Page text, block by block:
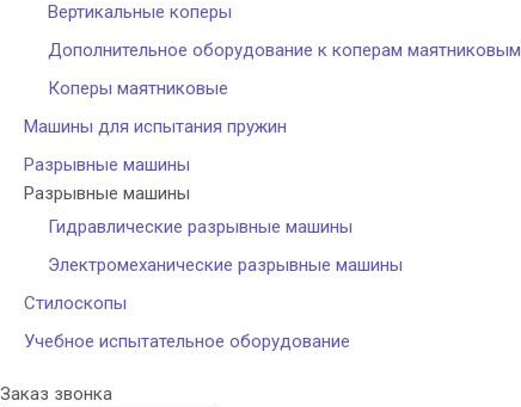
Вертикальные коперы
Дополнительное оборудование к коперам маятниковым
Коперы маятниковые
Машины для испытания пружин
Разрывные машины
Разрывные машины
Гидравлические разрывные машины
Электромеханические разрывные машины
Стилоскопы
Учебное испытательное оборудование
Заказ звонка